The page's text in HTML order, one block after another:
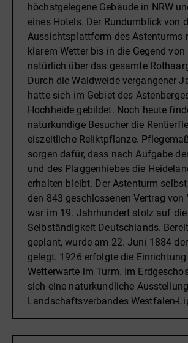
höchstgelegene Gebäude in NRW
eines Hotels. Der Rundumblick von
Aussichtsplattform des Astenturms
klarem Wetter bis in die Gegend von
natürlich über das gesamte
Durch die Waldweide vergangener
hatte sich im Gebiet des
Hochheide gebildet. Noch heute
naturkundige Besucher die
eiszeitliche Reliktpflanze.
sorgen dafür, dass nach Aufgabe
und des Plaggenhiebes die
erhalten bleibt. Der Astenturm
den 843 geschlossenen Vertrag von
war im 19. Jahrhundert stolz auf
Selbständigkeit Deutschlands.
geplant, wurde am 22. Juni 1884
gelegt. 1926 erfolgte die Einrichtung
Wetterwarte im Turm. Im
sich eine naturkundliche
Landschaftsverbandes Westfalen-